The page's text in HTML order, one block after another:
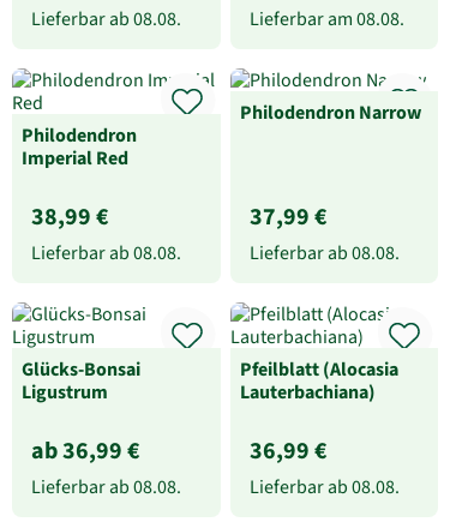
Lieferbar ab08.08. Lieferbar am08.08.
Philodendron
Imperial Red
38,99 €
Lieferbar ab08.08.
Philodendron Narrow
37,99 €
Lieferbar ab08.08.
Glücks-Bonsai
Ligustrum
ab 36,99 €
Lieferbar ab08.08.
Pfeilblatt (Alocasia
Lauterbachiana)
36,99 €
Lieferbar ab08.08.